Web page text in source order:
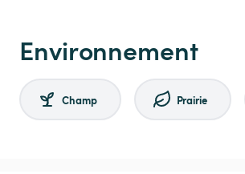
Environnement
Champ Prairie